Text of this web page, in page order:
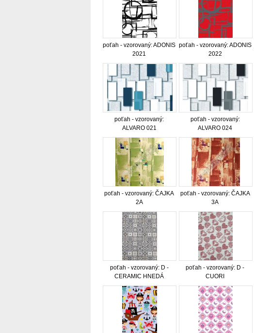
poťah - vzorovaný: ADONIS
2021
poťah - vzorovaný: ADONIS
2022
poťah - vzorovaný:
ALVARO 021
poťah - vzorovaný:
ALVARO 024
poťah - vzorovaný: ČAJKA
2A
poťah - vzorovaný: ČAJKA
3A
poťah - vzorovaný: D -
CERAMIC HNEDÁ
poťah - vzorovaný: D -
CUORI